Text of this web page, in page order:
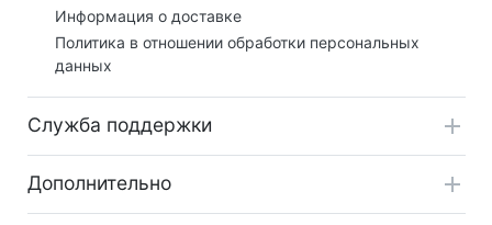
Информация о доставке
Политика в отношении обработки персональных
данных
Служба поддержки
Дополнительно